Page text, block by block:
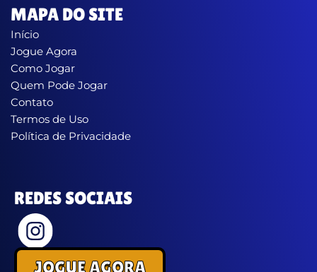
MAPA DO SITE
Início
Jogue Agora
Como Jogar
Quem Pode Jogar
Contato
Termos de Uso
Política de Privacidade
REDES SOCIAIS
JOGUE AGORA